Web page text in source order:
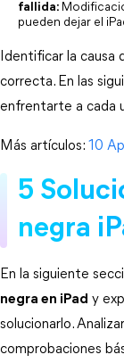
fallida:
pueden dejar el
Identificar la causa
correcta. En las
enfrentarte a cada
Más artículos: 10
5
negra
En la siguiente
negra en iPad y
solucionarlo.
comprobaciones